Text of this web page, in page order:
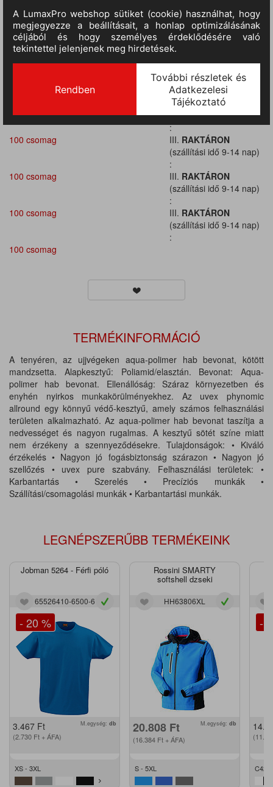
:
100 csomag
III.RAKTÁRON
(szállítási idő 9-14 nap)
:
100 csomag
III.RAKTÁRON
(szállítási idő 9-14 nap)
:
III.RAKTÁRON
(szállítási idő 9-14 nap)
:
100 csomag
III. RAKTÁRON
(szállítási idő 9-14 nap)
:
100 csomag
III. RAKTÁRON
(szállítási idő 9-14 nap)
:
100 csomag
III. RAKTÁRON
(szállítási idő 9-14 nap)
:
100 csomag
TERMÉKINFORMÁCIÓ
A tenyéren, az ujjvégeken aqua-polimer hab bevonat, kötött
mandzsetta. Alapkesztyű: Poliamid/elasztán. Bevonat: Aqua-
polimer hab bevonat. Ellenállóság: Száraz környezetben és
enyhén nyirkos munkakörülményekhez. Az uvex phynomic
allround egy könnyű védő-kesztyű, amely számos felhasználási
területen alkalmazható. Az aqua-polimer hab bevonat taszítja a
nedvességet és nagyon rugalmas. A kesztyű sötét színe miatt
nem érzékeny a szennyeződésekre. Tulajdonságok: • Kiváló
érzékelés • Nagyon jó fogásbiztonság szárazon • Nagyon jó
szellőzés • uvex pure szabvány. Felhasználási területek: •
Karbantartás • Szerelés • Precíziós munkák •
Szállítási/csomagolási munkák • Karbantartási munkák.
LEGNÉPSZERŰBB TERMÉKEINK
Jobman 5264 - Férfi póló
65526410-6500-6
- 20 %
3.467 Ft
(2.730 Ft + ÁFA)
M.egység: db
XS - 3XL
Rossini SMARTY
softshell dzseki
HH63806XL
20.808 Ft
(16.384 Ft + ÁFA)
M.egység: db
S - 5XL
-
C42 -